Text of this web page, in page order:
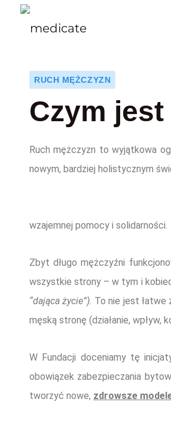
RUCH MĘŻCZYZN
Czym
Ruch mężczyzn to wyjątkowa
nowym, bardziej holistycznym
wzajemnej pomocy i solidarności.
Zbyt długo mężczyźni
wszystkie strony – w tym i
“dająca życie”). To nie jest łatwe
męską stronę (działanie, wpływ,
W Fundacji doceniamy tę
obowiązek zabezpieczania
tworzyć nowe, zdrowsze